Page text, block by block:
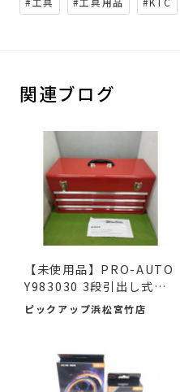
関連ブログ
【未使用品】PRO-AUTO
Y983030 3段引出し式ツ
ール...
ピックアップ浜松宮竹店